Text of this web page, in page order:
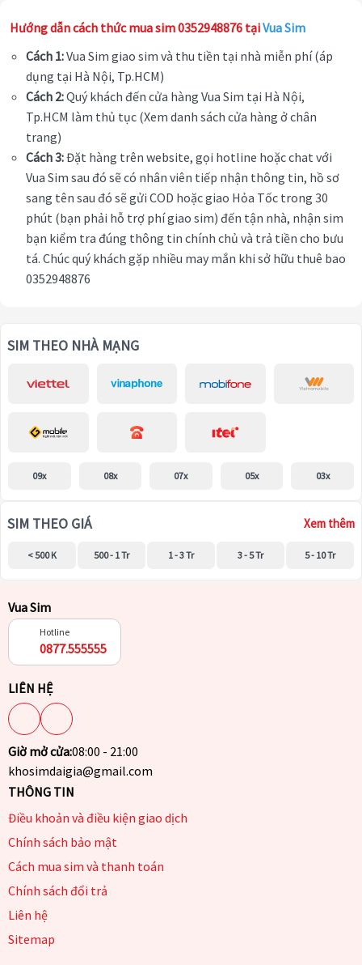
Hướng dẫn cách thức mua sim 0352948876 tạiVua Sim
Cách 1:Vua Sim giao sim và thu tiền tại nhà miễn phí (áp
dụng tại Hà Nội, Tp.HCM)
Cách 2:Quý khách đến cửa hàng Vua Sim tại Hà Nội,
Tp.HCM làm thủ tục (Xem danh sách cửa hàng ở chân
trang)
Cách 3:Đặt hàng trên website, gọi hotline hoặc chat với
Vua Sim sau đó sẽ có nhân viên tiếp nhận thông tin, hồ sơ
sang tên sau đó sẽ gửi COD hoặc giao Hỏa Tốc trong 30
phút (bạn phải hỗ trợ phí giao sim) đến tận nhà, nhận sim
bạn kiểm tra đúng thông tin chính chủ và trả tiền cho bưu
tá. Chúc quý khách gặp nhiều may mắn khi sở hữu thuê bao
0352948876
SIM THEO NHÀ MẠNG
09x 08x 07x 05x 03x
SIM THEO GIÁ Xem thêm
< 500 K 500 - 1 Tr 1 - 3 Tr 3 - 5 Tr 5 - 10 Tr
Vua Sim
Hotline
0877.555555
LIÊN HỆ
Giờ mở cửa:08:00 - 21:00
khosimdaigia@gmail.com
THÔNG TIN
Điều khoản và điều kiện giao dịch
Chính sách bảo mật
Cách mua sim và thanh toán
Chính sách đổi trả
Liên hệ
Sitemap